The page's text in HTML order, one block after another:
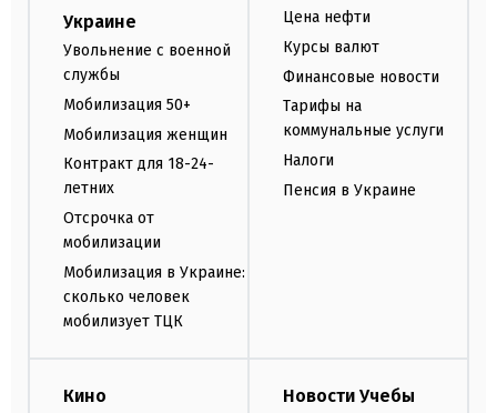
Украине
Увольнение с военной
службы
Мобилизация 50+
Мобилизация женщин
Контракт для 18-24-
летних
Отсрочка от
мобилизации
Мобилизация в Украине:
сколько человек
мобилизует ТЦК
Цена нефти
Курсы валют
Финансовые новости
Тарифы на
коммунальные услуги
Налоги
Пенсия в Украине
Кино Новости Учебы